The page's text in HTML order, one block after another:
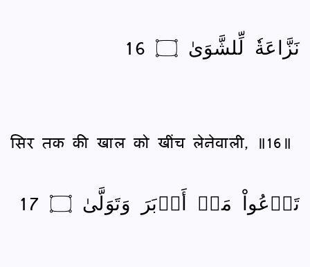
نَزَّاعَةٗ لِّلشَّوَىٰ ۝ 16
सिर तक की खाल को खींच लेनेवाली, ॥16॥
تَدۡعُواْ مَنۡ أَدۡبَرَ وَتَوَلَّىٰ ۝ 17